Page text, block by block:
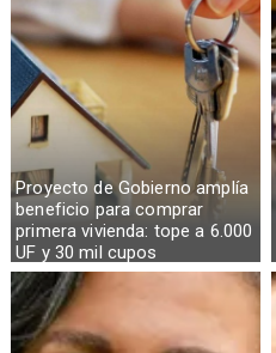
Proyecto de Gobierno amplía
beneficio para comprar
primera vivienda: tope a 6.000
UF y 30 mil cupos